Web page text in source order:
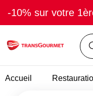
-10% sur votre
Accueil